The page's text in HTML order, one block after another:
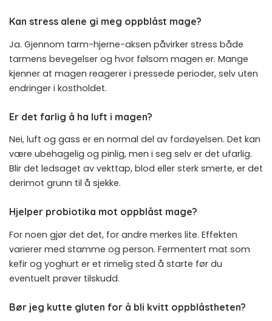
Kan stress alene gi meg oppblåst mage?
Ja. Gjennom tarm-hjerne-aksen påvirker stress både
tarmens bevegelser og hvor følsom magen er. Mange
kjenner at magen reagerer i pressede perioder, selv uten
endringer i kostholdet.
Er det farlig å ha luft i magen?
Nei, luft og gass er en normal del av fordøyelsen. Det kan
være ubehagelig og pinlig, men i seg selv er det ufarlig.
Blir det ledsaget av vekttap, blod eller sterk smerte, er det
derimot grunn til å sjekke.
Hjelper probiotika mot oppblåst mage?
For noen gjør det det, for andre merkes lite. Effekten
varierer med stamme og person. Fermentert mat som
kefir og yoghurt er et rimelig sted å starte før du
eventuelt prøver tilskudd.
Bør jeg kutte gluten for å bli kvitt oppblåstheten?